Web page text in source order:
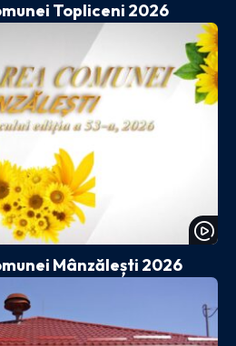
Topliceni 2026
Mânzălești 2026